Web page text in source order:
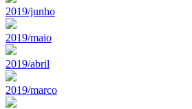
2019/junho
2019/maio
2019/abril
2019/marco